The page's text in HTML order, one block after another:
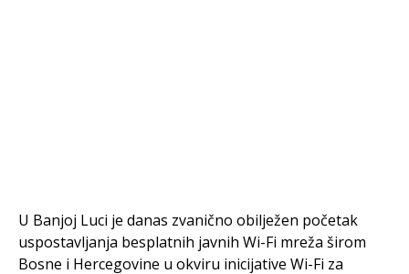
U Banjoj Luci je danas zvanično obilježen početak
uspostavljanja besplatnih javnih Wi-Fi mreža širom
Bosne i Hercegovine u okviru inicijative Wi-Fi za